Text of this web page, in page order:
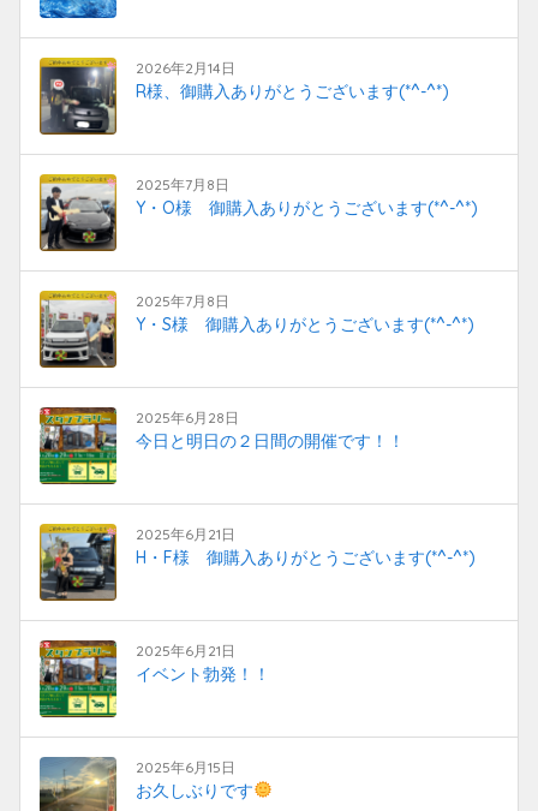
2026年2月14日
R様、御購入ありがとうございます(*^-^*)
2025年7月8日
Y・O様 御購入ありがとうございます(*^-^*)
2025年7月8日
Y・S様 御購入ありがとうございます(*^-^*)
2025年6月28日
今日と明日の２日間の開催です！！
2025年6月21日
H・F様 御購入ありがとうございます(*^-^*)
2025年6月21日
イベント勃発！！
2025年6月15日
お久しぶりです